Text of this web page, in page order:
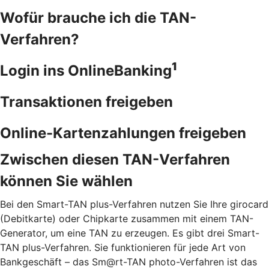
Wofür brauche ich die TAN-
Verfahren?
Login ins OnlineBanking1
Transaktionen freigeben
Online-Kartenzahlungen freigeben
Zwischen diesen TAN-Verfahren
können Sie wählen
Bei den Smart-TAN plus-Verfahren nutzen Sie Ihre girocard
(Debitkarte) oder Chipkarte zusammen mit einem TAN-
Generator, um eine TAN zu erzeugen. Es gibt drei Smart-
TAN plus-Verfahren. Sie funktionieren für jede Art von
Bankgeschäft – das Sm@rt-TAN photo-Verfahren ist das